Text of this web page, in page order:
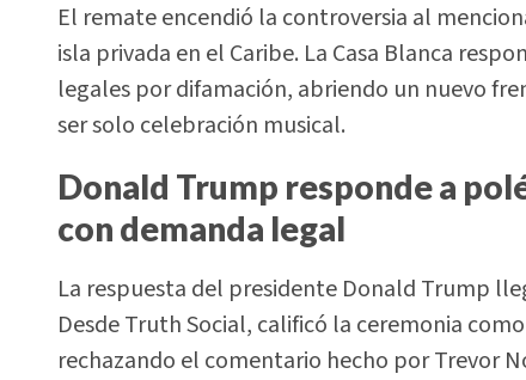
El remate encendió la controversia al
isla privada en el Caribe. La Casa Blanca
legales por difamación, abriendo un nuevo
ser solo celebración musical.
Donald Trump responde a
con demanda legal
La respuesta del presidente Donald Trump
Desde Truth Social, calificó la ceremonia
rechazando el comentario hecho por Trevor